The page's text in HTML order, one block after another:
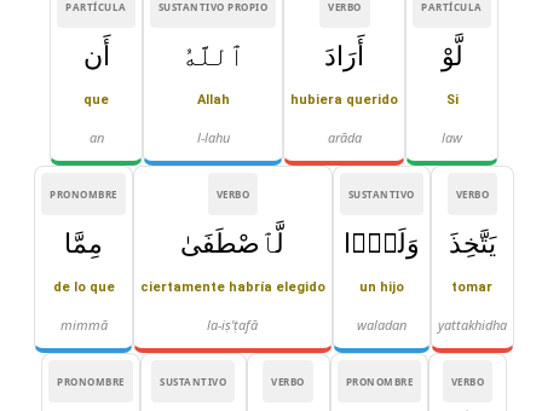
PARTÍCULA
لَّوْ
Si
law
VERBO
أَرَادَ
hubiera querido
arāda
SUSTANTIVO PROPIO
ٱللَّهُ
Allah
l-lahu
PARTÍCULA
أَن
que
an
VERBO
يَتَّخِذَ
tomar
yattakhidha
SUSTANTIVO
وَلَدًۭا
un hijo
waladan
VERBO
لَّٱصْطَفَىٰ
ciertamente habría elegido
la-iṣ'ṭafā
PRONOMBRE
مِمَّا
de lo que
mimmā
VERBO
PRONOMBRE
VERBO
SUSTANTIVO
PRONOMBRE